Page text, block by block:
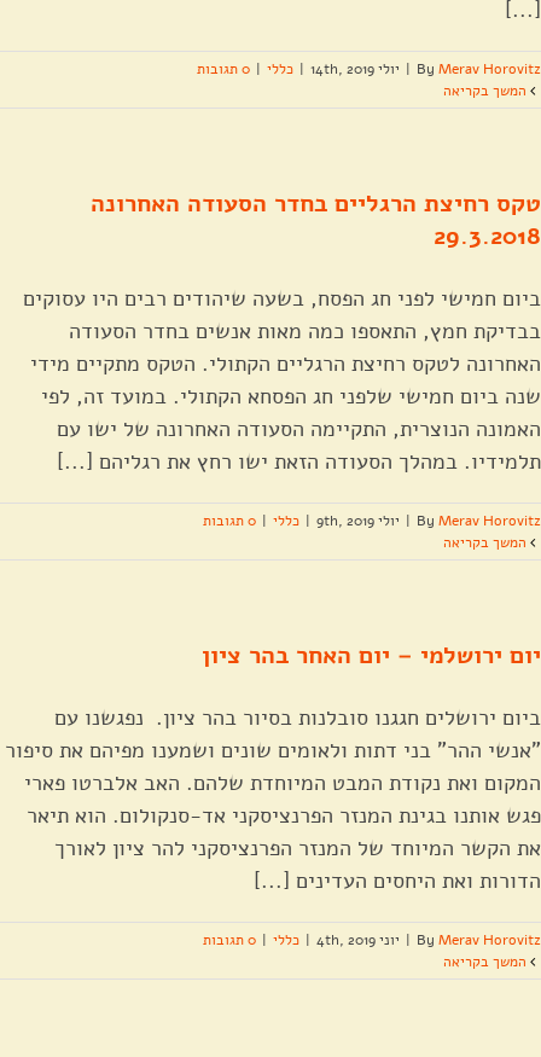
[...]
By Merav Horovitz
| יולי 14th, 2019 | כללי | 0 תגובות
המשך בקריאה
טקס רחיצת הרגליים בחדר הסעודה האחרונה
29.3.2018
ביום חמישי לפני חג הפסח, בשעה שיהודים רבים היו עסוקים
בבדיקת חמץ, התאספו כמה מאות אנשים בחדר הסעודה
האחרונה לטקס רחיצת הרגליים הקתולי. הטקס מתקיים מידי
שנה ביום חמישי שלפני חג הפסחא הקתולי. במועד זה, לפי
האמונה הנוצרית, התקיימה הסעודה האחרונה של ישו עם
תלמידיו. במהלך הסעודה הזאת ישו רחץ את רגליהם [...]
By Merav Horovitz
| יולי 9th, 2019 | כללי | 0 תגובות
המשך בקריאה
יום ירושלמי – יום האחר בהר ציון
ביום ירושלים חגגנו סובלנות בסיור בהר ציון. נפגשנו עם
"אנשי ההר" בני דתות ולאומים שונים ושמענו מפיהם את סיפור
המקום ואת נקודת המבט המיוחדת שלהם. האב אלברטו פארי
פגש אותנו בגינת המנזר הפרנציסקני אד-סנקולום. הוא תיאר
את הקשר המיוחד של המנזר הפרנציסקני להר ציון לאורך
הדורות ואת היחסים העדינים [...]
By Merav Horovitz
| יוני 4th, 2019 | כללי | 0 תגובות
המשך בקריאה